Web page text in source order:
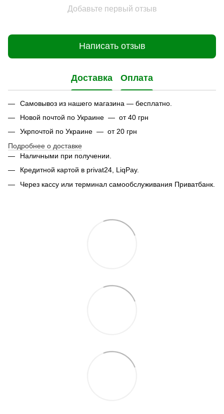
Добавьте первый отзыв
Написать отзыв
Доставка Оплата
Самовывоз из нашего магазина — бесплатно.
Новой почтой по Украине — от 40 грн
Укрпочтой по Украине — от 20 грн
Подробнее о доставке
Наличными при получении.
Кредитной картой в privat24, LiqPay.
Через кассу или терминал самообслуживания Приватбанк.